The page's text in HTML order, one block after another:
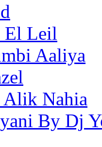
El Leil
Aaliya
Nahia
By Dj